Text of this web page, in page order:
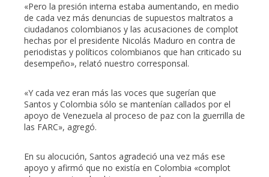
«Pero la presión interna estaba aumentando, en medio
de cada vez más denuncias de supuestos maltratos a
ciudadanos colombianos y las acusaciones de complot
hechas por el presidente Nicolás Maduro en contra de
periodistas y políticos colombianos que han criticado su
desempeño», relató nuestro corresponsal.
«Y cada vez eran más las voces que sugerían que
Santos y Colombia sólo se mantenían callados por el
apoyo de Venezuela al proceso de paz con la guerrilla de
las FARC», agregó.
En su alocución, Santos agradeció una vez más ese
apoyo y afirmó que no existía en Colombia «complot